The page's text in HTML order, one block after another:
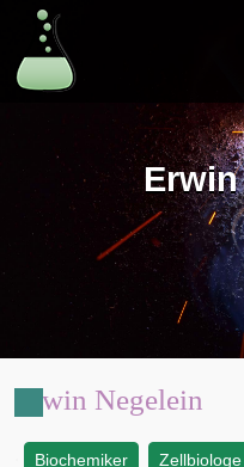
Erwin Negelein
Biochemiker Zellbiologe